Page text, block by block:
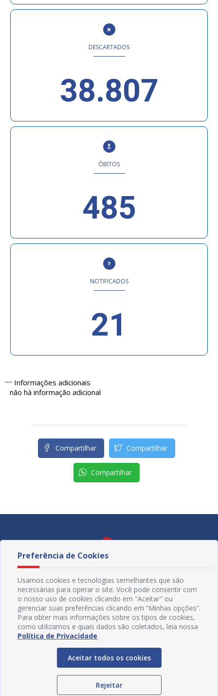
DESCARTADOS
38.807
ÓBITOS
485
NOTIFICADOS
21
Informações adicionais
não há informação adicional
Compartilhar Compartilhar
Compartilhar
Redes Sociais
Preferência de Cookies
Usamos cookies e tecnologias semelhantes que são
necessárias para operar o site. Você pode consentir com
o nosso uso de cookies clicando em "Aceitar" ou
gerenciar suas preferências clicando em “Minhas opções”.
Para obter mais informações sobre os tipos de cookies,
como utilizamos e quais dados são coletados, leia nossa
Política de Privacidade.
Aceitar todos os cookies
Rejeitar